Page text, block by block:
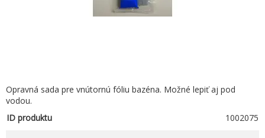
Opravná sada pre vnútornú fóliu bazéna. Možné lepiť aj pod
vodou.
ID produktu
1002075